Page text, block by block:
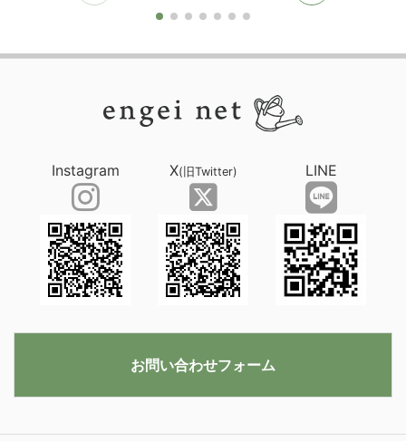
Instagram X(旧Twitter) LINE
お問い合わせフォーム